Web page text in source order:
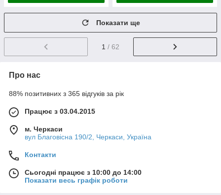
Показати ще
1 / 62
Про нас
88% позитивних з 365 відгуків за рік
Працює з 03.04.2015
м. Черкаси
вул Благовісна 190/2, Черкаси, Україна
Контакти
Сьогодні працює з 10:00 до 14:00
Показати весь графік роботи